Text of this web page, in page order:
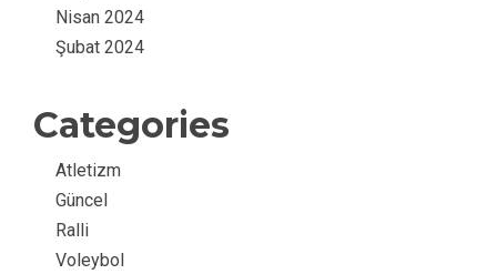
Nisan 2024
Şubat 2024
Categories
Atletizm
Güncel
Ralli
Voleybol